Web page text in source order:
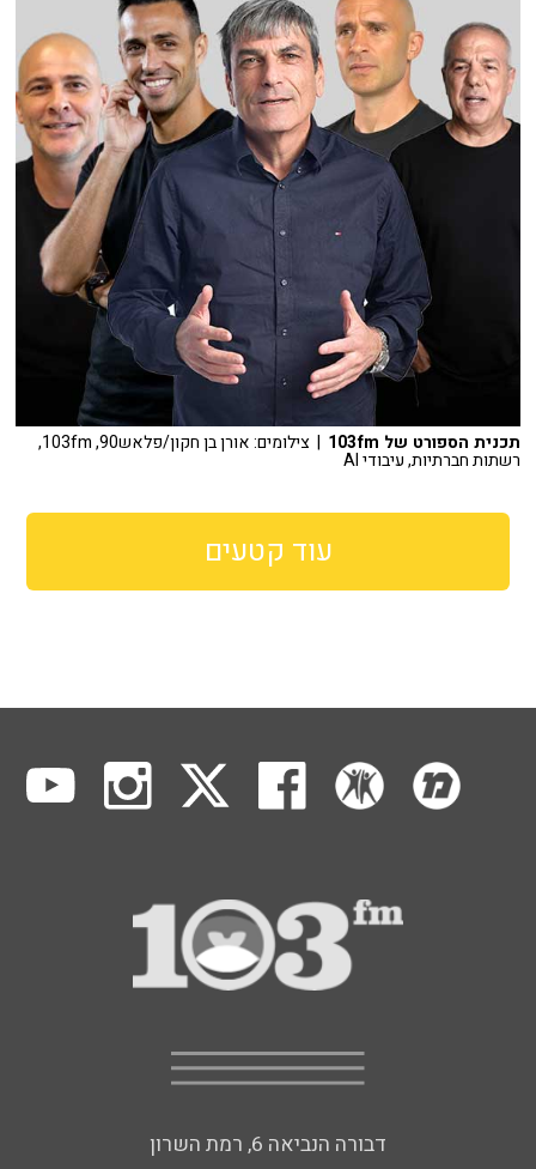
תכנית הספורט של 103fm | צילומים: אורן בן חקון/פלאש90, 103fm,
רשתות חברתיות, עיבודי AI
עוד קטעים
דבורה הנביאה 6, רמת השרון